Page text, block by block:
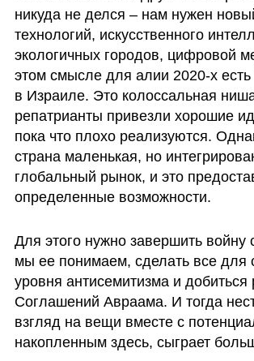
никуда не делся – нам нужен
технологий, искусственного
экологичных городов, цифровой
этом смысле для алии 2020-х есть
в Израиле. Это колоссальная
репатрианты привезли хорошие
пока что плохо реализуются.
страна маленькая, но
глобальный рынок, и это
определенные возможности.
Для этого нужно завершить войну
мы ее понимаем, сделать все для
уровня антисемитизма и
Соглашений Авраама. И тогда
взгляд на вещи вместе с
накопленным здесь, сыграет